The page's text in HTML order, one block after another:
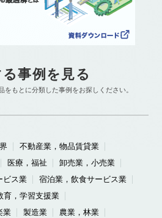
る事例を見る
をもとに分類した事例をお探しください。
不動産業，物品賃貸業
医療，福祉
卸売業，小売業
ビス業
宿泊業，飲食サービス業
育，学習支援業
業
製造業
農業，林業